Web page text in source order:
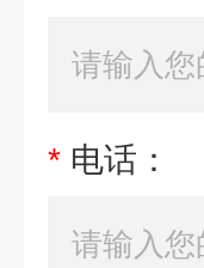
* 电话：